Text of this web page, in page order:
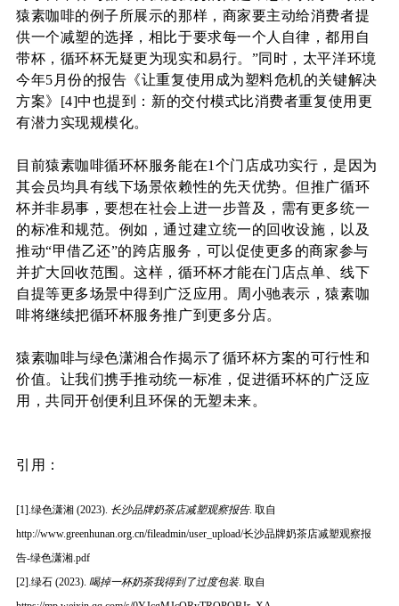
猿素咖啡的例子所展示的那样，商家要主动给消费者提
供一个减塑的选择，相比于要求每一个人自律，都用自
带杯，循环杯无疑更为现实和易行。”同时，太平洋环境
今年5月份的报告《让重复使用成为塑料危机的关键解决
方案》 [4]中也提到：新的交付模式比消费者重复使用更
有潜力实现规模化。
目前猿素咖啡循环杯服务能在1个门店成功实行，是因为
其会员均具有线下场景依赖性的先天优势。但推广循环
杯并非易事，要想在社会上进一步普及，需有更多统一
的标准和规范。例如，通过建立统一的回收设施，以及
推动“甲借乙还”的跨店服务，可以促使更多的商家参与
并扩大回收范围。这样，循环杯才能在门店点单、线下
自提等更多场景中得到广泛应用。
周小驰表示，猿素咖
啡将继续把循环杯服务推广到更多分店。
猿素咖啡与绿色潇湘合作揭示了循环杯方案的可行性和
价值。让我们携手推动统一标准，促进循环杯的广泛应
用，共同开创便利且环保的无塑未来。
引用：
[1].绿色潇湘 (2023). 长沙品牌奶茶店减塑观察报告. 取自
http://www.greenhunan.org.cn/fileadmin/user_upload/长沙品牌奶茶店减塑观察报
告-绿色潇湘.pdf
[2].绿石 (2023). 喝掉一杯奶茶我得到了过度包装. 取自